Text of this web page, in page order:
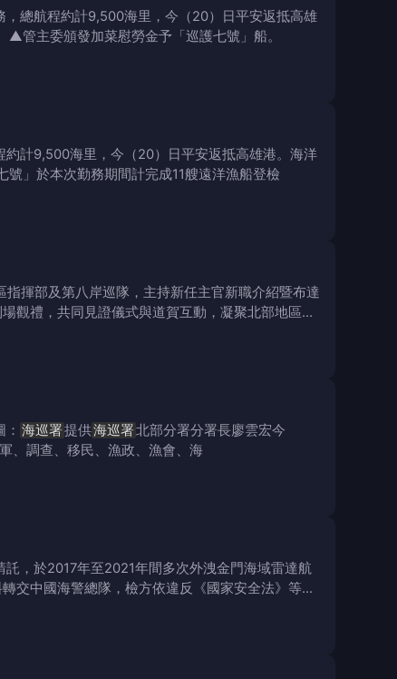
，總航程約計9,500海里，今（20）日平安返抵高雄
▲管主委頒發加菜慰勞金予「巡護七號」船。
約計9,500海里，今（20）日平安返抵高雄港。海洋
」於本次勤務期間計完成11艘遠洋漁船登檢
揮部及第八岸巡隊，主持新任主官新職介紹暨布達
觀禮，共同見證儀式與道賀互動，凝聚北部地區岸
海巡署提供海巡署北部分署分署長廖雲宏今
、調查、移民、漁政、漁會、海
，於2017年至2021年間多次外洩金門海域雷達航
交中國海警總隊，檢方依違反《國家安全法》等罪